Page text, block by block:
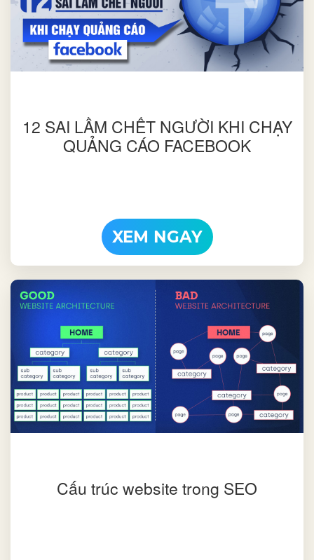
12 SAI LẦM CHẾT NGƯỜI KHI CHẠY
QUẢNG CÁO FACEBOOK
XEM NGAY
Cấu trúc website trong SEO